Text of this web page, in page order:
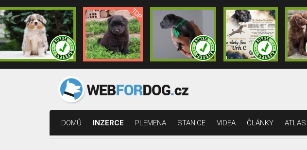
DOMŮ INZERCE PLEMENA STANICE VIDEA ČLÁNKY ATLAS